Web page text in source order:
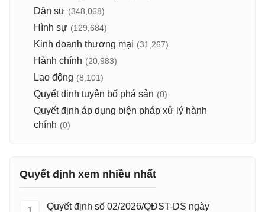
Dân sự (348,068)
Hình sự (129,684)
Kinh doanh thương mại (31,267)
Hành chính (20,983)
Lao động (8,101)
Quyết định tuyên bố phá sản (0)
Quyết định áp dụng biện pháp xử lý hành
chính (0)
Quyết định xem nhiều nhất
Quyết định số 02/2026/QĐST-DS ngày